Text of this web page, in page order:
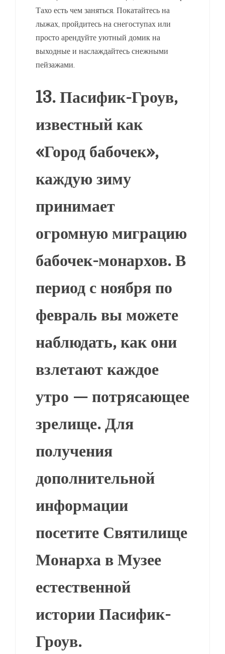
Тахо есть чем заняться. Покатайтесь на
лыжах, пройдитесь на снегоступах или
просто арендуйте уютный домик на
выходные и наслаждайтесь снежными
пейзажами.
13. Пасифик-Гроув,
известный как
«Город бабочек»,
каждую зиму
принимает
огромную миграцию
бабочек-монархов. В
период с ноября по
февраль вы можете
наблюдать, как они
взлетают каждое
утро — потрясающее
зрелище. Для
получения
дополнительной
информации
посетите Святилище
Монарха в Музее
естественной
истории Пасифик-
Гроув.